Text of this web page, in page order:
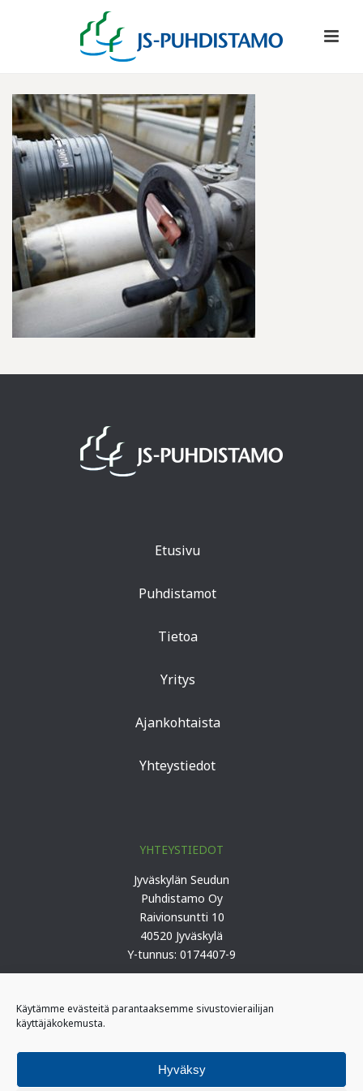
Käytämme evästeitä parantaaksemme sivustovierailijan
käyttäjäkokemusta.
Hyväksy
Etusivu
Puhdistamot
Tietoa
Yritys
Ajankohtaista
Yhteystiedot
YHTEYSTIEDOT
Jyväskylän Seudun
Puhdistamo Oy
Raivionsuntti 10
40520 Jyväskylä
Y-tunnus: 0174407-9
I-päivystäjä: 0400 406 340
(kiireelliset ilmoitukset)